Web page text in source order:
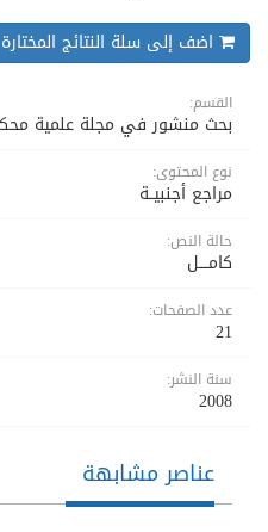
اضف إلى سلة النتائج المختارة
القسم:
بحث منشور في مجلة علمية
نوع المحتوى:
مراجع أجنبيــة
حالة النص:
كامــــل
عدد الصفحات:
21
سنة النشر:
2008
عناصر مشابهة